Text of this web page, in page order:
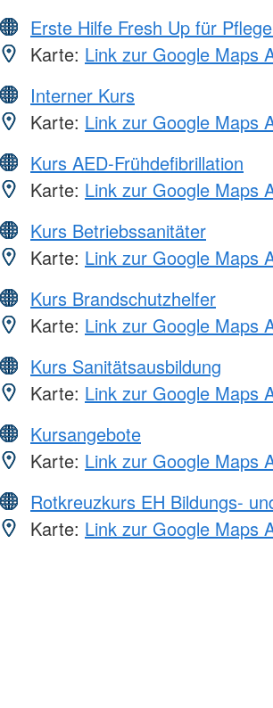
Erste Hilfe Fresh Up für
Karte: Link zur Google Maps
Interner Kurs
Karte: Link zur Google Maps
Kurs AED-Frühdefibrillation
Karte: Link zur Google Maps
Kurs Betriebssanitäter
Karte: Link zur Google Maps
Kurs Brandschutzhelfer
Karte: Link zur Google Maps
Kurs Sanitätsausbildung
Karte: Link zur Google Maps
Kursangebote
Karte: Link zur Google Maps
Rotkreuzkurs EH Bildungs-
Karte: Link zur Google Maps